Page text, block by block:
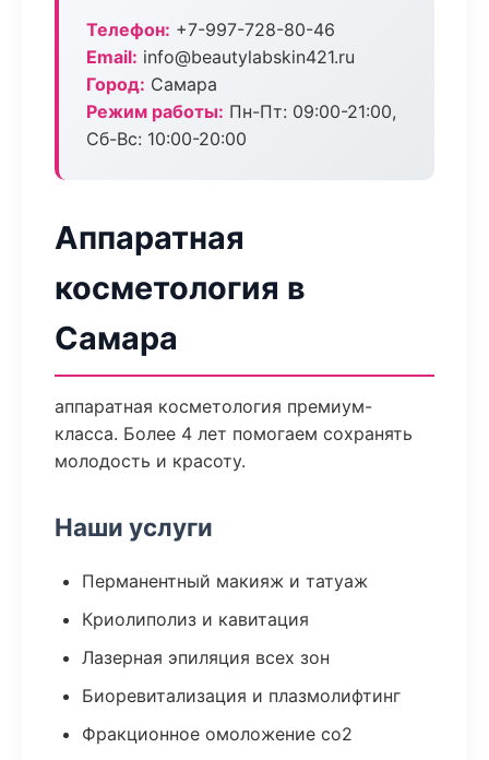
Телефон: +7-997-728-80-46
Email: info@beautylabskin421.ru
Город: Самара
Режим работы: Пн-Пт: 09:00-21:00,
Сб-Вс: 10:00-20:00
Аппаратная
косметология в
Самара
аппаратная косметология премиум-
класса. Более 4 лет помогаем сохранять
молодость и красоту.
Наши услуги
Перманентный макияж и татуаж
Криолиполиз и кавитация
Лазерная эпиляция всех зон
Биоревитализация и плазмолифтинг
Фракционное омоложение co2